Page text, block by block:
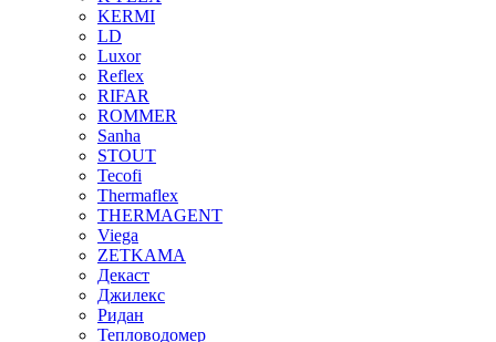
KERMI
LD
Luxor
Reflex
RIFAR
ROMMER
Sanha
STOUT
Tecofi
Thermaflex
THERMAGENT
Viega
ZETKAMA
Декаст
Джилекс
Ридан
Тепловодомер